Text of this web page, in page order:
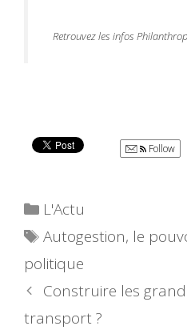
Retrouvez les infos
Follow
Catégories
L'Actu
Étiquettes
Autogestion, le
politique
Construire les
transport ?